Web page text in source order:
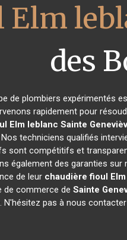
Elm
des
de plombiers expérimentés
rapidement pour
Elm leblanc Sainte
techniciens qualifiés
sont compétitifs et
également des garanties
de leur chaudière fioul
de commerce de Sainte
N'hésitez pas à nous